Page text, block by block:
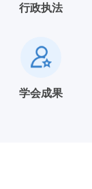
行政执法
学会成果